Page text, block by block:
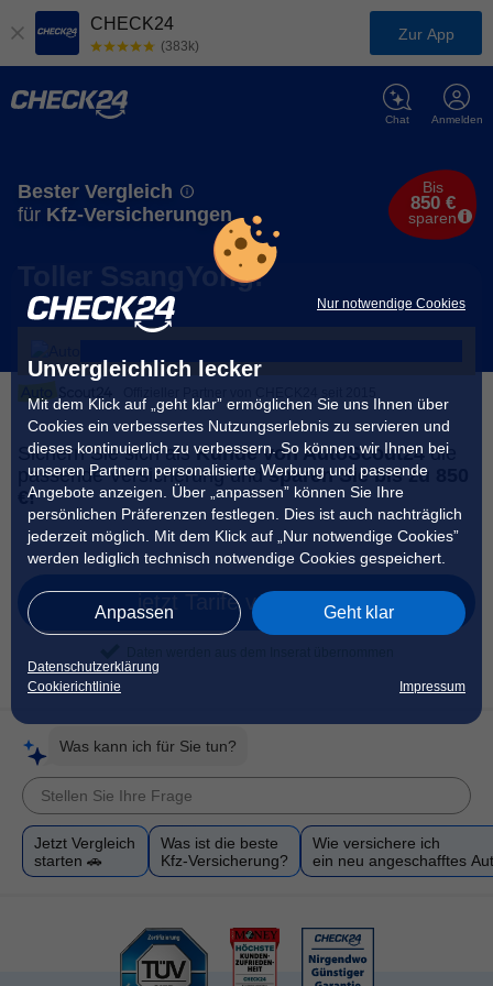
Nur notwendige Cookies
Unvergleichlich lecker
Mit dem Klick auf „geht klar” ermöglichen Sie uns Ihnen über
Cookies ein verbessertes Nutzungserlebnis zu servieren und
dieses kontinuierlich zu verbessern. So können wir Ihnen bei
unseren Partnern personalisierte Werbung und passende
Angebote anzeigen. Über „anpassen” können Sie Ihre
persönlichen Präferenzen festlegen. Dies ist auch nachträglich
jederzeit möglich. Mit dem Klick auf „Nur notwendige Cookies”
werden lediglich technisch notwendige Cookies gespeichert.
Anpassen Geht klar
Datenschutzerklärung
Cookierichtlinie
Impressum
CHECK24
(383k)
Zur App
Anmelden
Chat
Bester Vergleich
für Kfz-Versicherungen
Bis
850 €
sparen
Toller SsangYong!
Sichern Sie sich alsKunde von AutoScout24 die
passende Versicherung undsparen Sie bis zu 850
€!
jetzt Tarife vergleichen
Was kann ich für Sie tun?
Jetzt Vergleich
starten 🚗
Was ist die beste
Kfz-Versicherung?
Wie versichere ich
ein neu angeschafftes